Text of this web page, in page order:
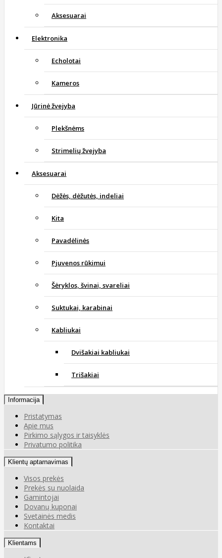
Aksesuarai
Elektronika
Echolotai
Kameros
Jūrinė žvejyba
Plekšnėms
Strimelių žvejyba
Aksesuarai
Dėžės, dėžutės, indeliai
Kita
Pavadėlinės
Pjuvenos rūkimui
Šėryklos, švinai, svareliai
Suktukai, karabinai
Kabliukai
Dvišakiai kabliukai
Trišakiai
Informacija
Pristatymas
Apie mus
Pirkimo sąlygos ir taisyklės
Privatumo politika
Klientų aptarnavimas
Visos prekės
Prekės su nuolaida
Gamintojai
Dovanų kuponai
Svetainės medis
Kontaktai
Klientams